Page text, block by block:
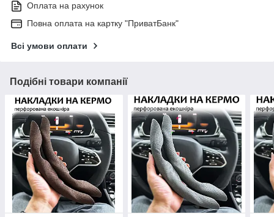
Оплата на рахунок
Повна оплата на картку "ПриватБанк"
Всі умови оплати
Подібні товари компанії